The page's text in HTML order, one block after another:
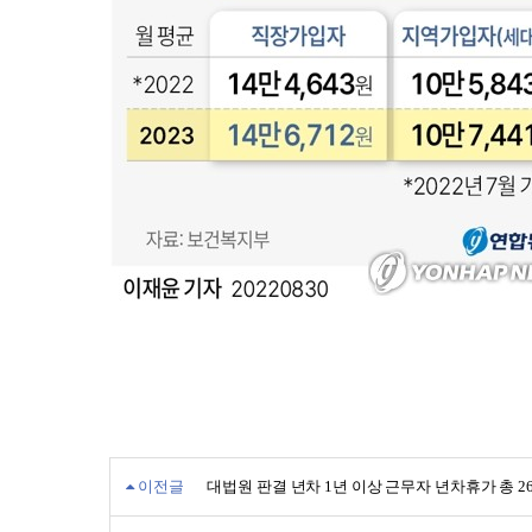
이전글 대법원 판결 년차 1년 이상 근무자 년차휴가 총